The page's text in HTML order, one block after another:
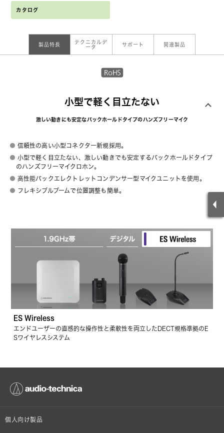
カタログ
製品特長
テクニカルデ
ータ
サポート 関連製品
小型で軽く目立たない
激しい動きにも安定なバックホールドタイプのハンズフリーマイク
信頼性の高い小型コネクター新規採用。
小型で軽く目立たない、激しい動きでも安定するバックホールドタイプ
のハンズフリーマイクロホン。
高性能バックエレクトレットコンデンサー型マイクユニットを使用。
フレキシブルブームで位置調整も簡単。
ES Wireless
エンドユーザーの直感的な操作性と柔軟性を両立したDECT規格準拠のE
Sワイヤレスシステム
個人向け製品